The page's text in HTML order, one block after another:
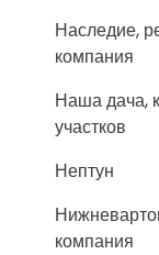
Наследие,
компания
Наша дача,
участков
Нептун
компания